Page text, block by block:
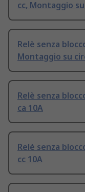
cc, Montaggio
Relè senza
Montaggio su
Relè senza
ca 10A
Relè senza
cc 10A